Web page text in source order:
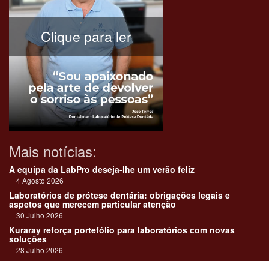
Clique para ler
Mais notícias:
A equipa da LabPro deseja-lhe um verão feliz
4 Agosto 2026
Laboratórios de prótese dentária: obrigações legais e
aspetos que merecem particular atenção
30 Julho 2026
Kuraray reforça portefólio para laboratórios com novas
soluções
28 Julho 2026
"Devemos encarar cada caso como uma história construída